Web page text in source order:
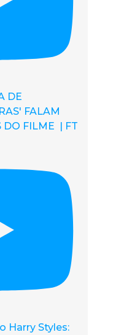
DE
FALAM
DO FILME | FT
Harry Styles: